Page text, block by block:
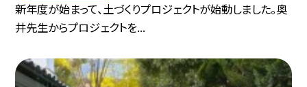
新年度が始まって、土づくりプロジェクトが始動しました。奥
井先生からプロジェクトを...